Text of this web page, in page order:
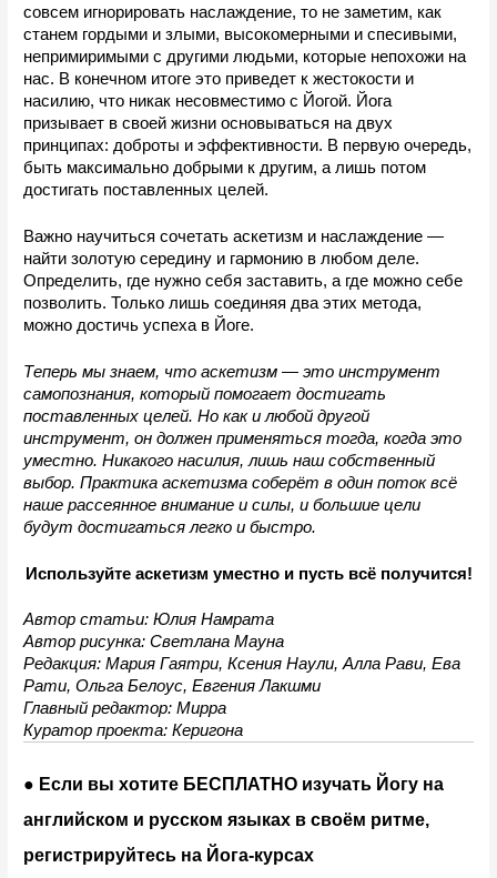
совсем игнорировать наслаждение, то не заметим, как
станем гордыми и злыми, высокомерными и спесивыми,
непримиримыми с другими людьми, которые непохожи на
нас. В конечном итоге это приведет к жестокости и
насилию, что никак несовместимо с Йогой. Йога
призывает в своей жизни основываться на двух
принципах: доброты и эффективности. В первую очередь,
быть максимально добрыми к другим, а лишь потом
достигать поставленных целей.
Важно научиться сочетать аскетизм и наслаждение —
найти золотую середину и гармонию в любом деле.
Определить, где нужно себя заставить, а где можно себе
позволить. Только лишь соединяя два этих метода,
можно достичь успеха в Йоге.
Теперь мы знаем, что аскетизм — это инструмент
самопознания, который помогает достигать
поставленных целей. Но как и любой другой
инструмент, он должен применяться тогда, когда это
уместно. Никакого насилия, лишь наш собственный
выбор. Практика аскетизма соберёт в один поток всё
наше рассеянное внимание и силы, и большие цели
будут достигаться легко и быстро.
Используйте аскетизм уместно и пусть всё получится!
Автор статьи: Юлия Намрата
Автор рисунка: Светлана Мауна
Редакция: Мария Гаятри, Ксения Наули, Алла Рави, Ева
Рати, Ольга Белоус, Евгения Лакшми
Главный редактор: Мирра
Куратор проекта: Керигона
● Если вы хотите БЕСПЛАТНО изучать Йогу на
английском и русском языках в своём ритме,
регистрируйтесь на Йога-курсах